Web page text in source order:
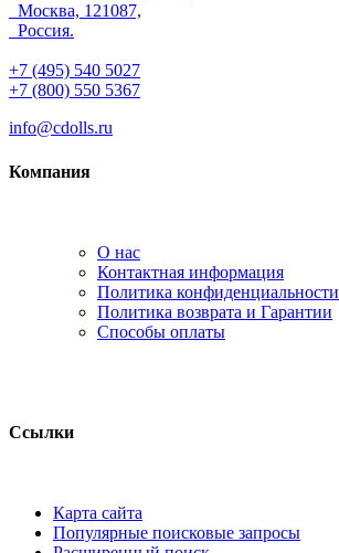
Москва, 121087,
Россия.
+7 (495) 540 5027
+7 (800) 550 5367
info@cdolls.ru
Компания
О нас
Контактная информация
Политика конфиденциальности
Политика возврата и Гарантии
Способы оплаты
Ссылки
Карта сайта
Популярные поисковые запросы